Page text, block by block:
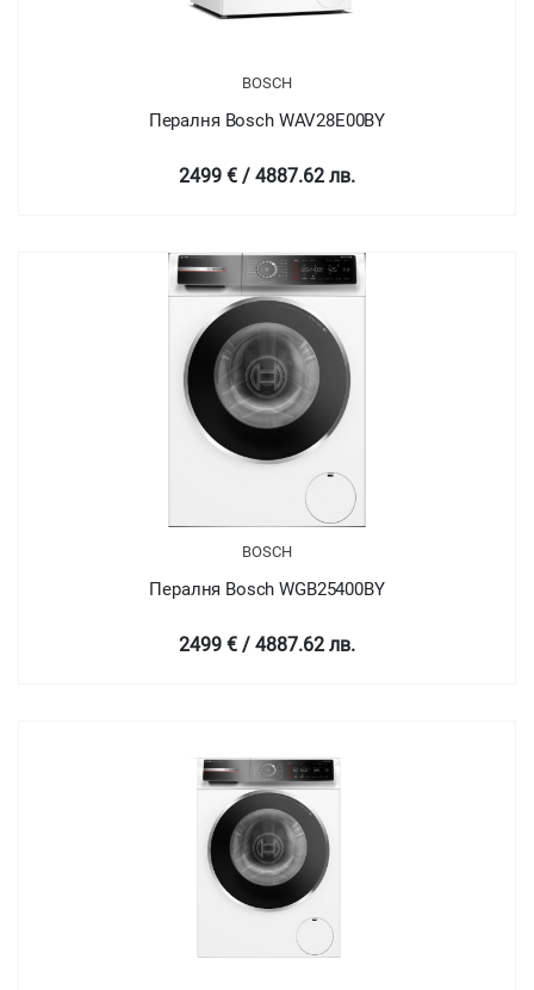
BOSCH
Пералня Bosch WAV28E00BY
2499 € / 4887.62 лв.
BOSCH
Пералня Bosch WGB25400BY
2499 € / 4887.62 лв.